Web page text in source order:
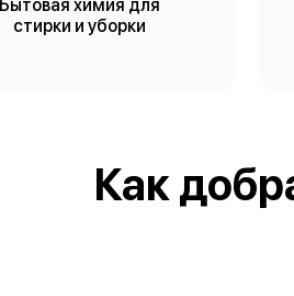
Бытовая химия для
стирки и уборки
Как